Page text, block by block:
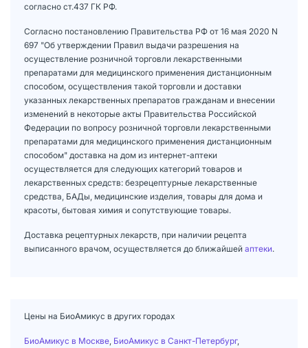
согласно ст.437 ГК РФ.
Согласно постановлению Правительства РФ от 16 мая 2020 N
697 "Об утверждении Правил выдачи разрешения на
осуществление розничной торговли лекарственными
препаратами для медицинского применения дистанционным
способом, осуществления такой торговли и доставки
указанных лекарственных препаратов гражданам и внесении
изменений в некоторые акты Правительства Российской
Федерации по вопросу розничной торговли лекарственными
препаратами для медицинского применения дистанционным
способом" доставка на дом из интернет-аптеки
осуществляется для следующих категорий товаров и
лекарственных средств: безрецептурные лекарственные
средства, БАДы, медицинские изделия, товары для дома и
красоты, бытовая химия и сопутствующие товары.
Доставка рецептурных лекарств, при наличии рецепта
выписанного врачом, осуществляется до ближайшей аптеки.
Цены на БиоАмикус в других городах
БиоАмикус в Москве БиоАмикус в Санкт-Петербург,